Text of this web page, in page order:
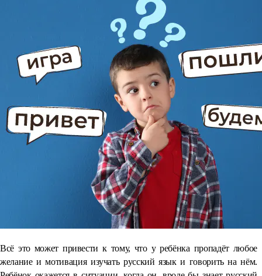
Всё это может привести к тому, что у ребёнка пропадёт любое
желание и мотивация изучать русский язык и говорить на нём.